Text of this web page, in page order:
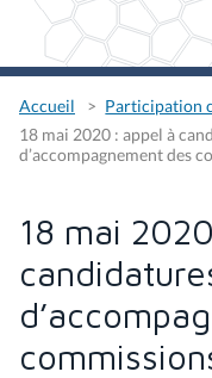
Accueil Participation
18 mai 2020 : appel à
d’accompagnement des
18 mai